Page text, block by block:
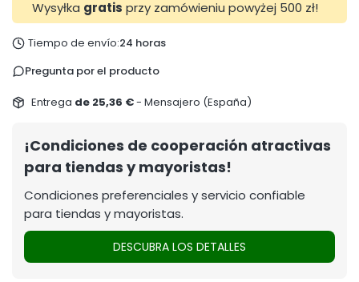
Wysyłka gratis przy zamówieniu powyżej 500 zł!
Tiempo de envío:24 horas
Pregunta por el producto
Entrega de 25,36 €- Mensajero (España)
¡Condiciones de cooperación atractivas
para tiendas y mayoristas!
Condiciones preferenciales y servicio confiable
para tiendas y mayoristas.
DESCUBRA LOS DETALLES